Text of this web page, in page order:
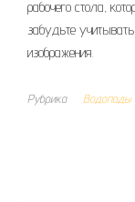
рабочего стола,
забудьте
изображения.
Рубрика Водопады